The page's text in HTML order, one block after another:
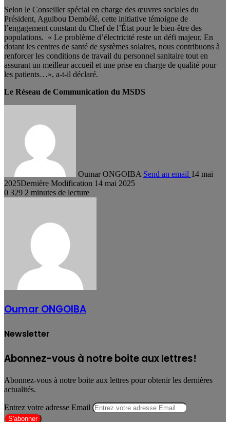
Selon le Conseiller spécial en charge des œuvres sociales du
Président, Aguibou Dembélé, cette initiative témoigne de
l’engagement constant du Chef de l’État pour le bien-être des
populations. « Le problème d’électricité reste un défi majeur. En
dotant les centres de santé de systèmes solaires, nous contribuons à
renforcer les conditions de travail du personnel sanitaire tout en
assurant un meilleur accueil et une prise en charge de qualité pour
les patients…», a-t-il déclaré.
Le Réseau de Communication du MSDS
Oumar ONGOIBA Send an email 14 mai
2025Dernière Modification 14 mai 2025
0 329 2 minutes de lecture
Oumar ONGOIBA
Newsletter
Abonnez-vous à notre boite aux lettres!
Abonnez-vous à notre boite aux lettres pour obtenir les dernières
actualités.
Entrez votre adresse Email